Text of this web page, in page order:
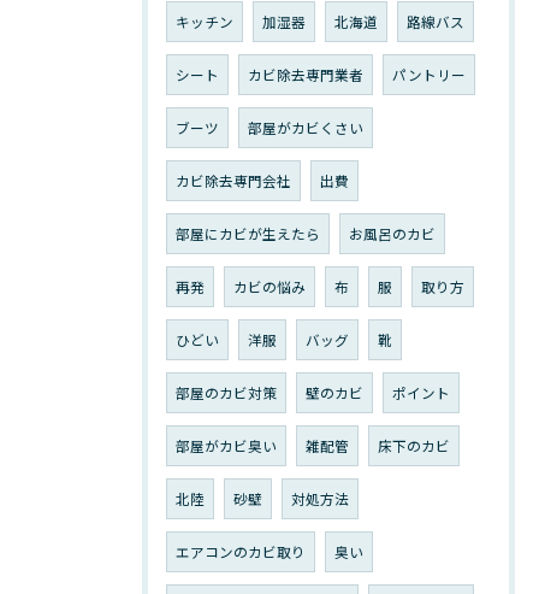
キッチン 加湿器 北海道 路線バス
シート カビ除去専門業者 パントリー
ブーツ 部屋がカビくさい
カビ除去専門会社 出費
部屋にカビが生えたら お風呂のカビ
再発 カビの悩み 布 服 取り方
ひどい 洋服 バッグ 靴
部屋のカビ対策 壁のカビ ポイント
部屋がカビ臭い 雑配管 床下のカビ
北陸 砂壁 対処方法
エアコンのカビ取り 臭い